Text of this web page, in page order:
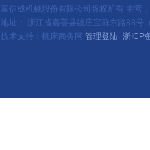
富信成机械股份有限公司版权所有 主营：
地址： 浙江省嘉善县姚庄宝群东路88号
技术支持：机床商务网 管理登陆 浙ICP